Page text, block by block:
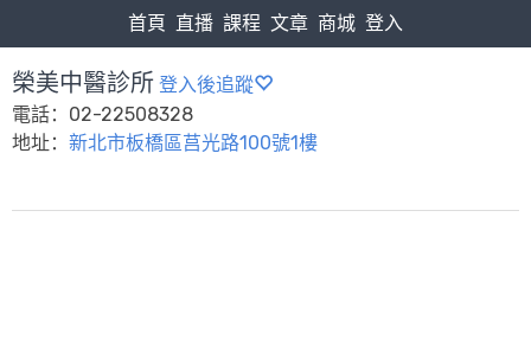
首頁 直播 課程 文章 商城 登入
榮美中醫診所 登入後追蹤
電話：02-22508328
地址： 新北市板橋區莒光路100號1樓